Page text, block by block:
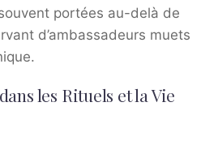
portées au-delà de
d’ambassadeurs muets
les Rituels et la Vie